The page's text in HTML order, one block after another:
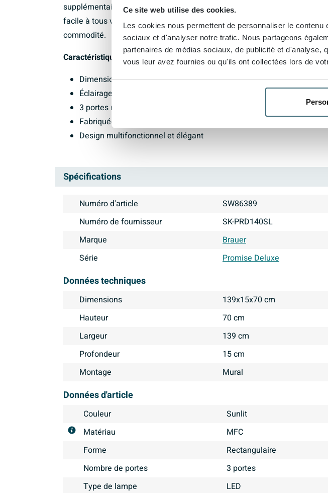
Ce site web utilise des cookies.
Les cookies nous permettent de personnaliser le
sociaux et d'analyser notre trafic. Nous partageons
partenaires de médias sociaux, de publicité et
vous leur avez fournies ou qu'ils ont collectées lors de
supplémentaire lors de l'utilisation, tandis que les portes miroir pivotantes
facile à tous vos objets. Cette armoire de toilette combine parfaitement
commodité.
Caractéristiques :
Dimensions : 140x70x15cm
Éclairage intégré pour une visibilité claire
3 portes miroir pivotantes gauche-droite pour flexibilité
Fabriquée en matériau MFC de haute qualité dans la couleur legno
Design multifonctionnel et élégant
Spécifications
Numéro d'article
SW86389
Numéro de fournisseur
SK-PRD140SL
Marque
Brauer
Série
Promise Deluxe
Données techniques
Dimensions
139x15x70 cm
Hauteur
70 cm
Largeur
139 cm
Profondeur
15 cm
Montage
Mural
Données d'article
Couleur
Sunlit
Matériau
MFC
Forme
Rectangulaire
Nombre de portes
3 portes
Type de lampe
LED